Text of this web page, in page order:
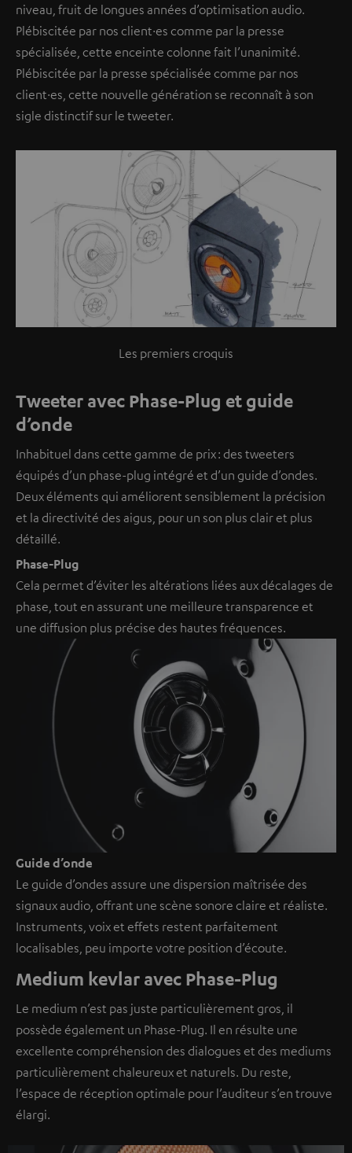
niveau, fruit de longues années d’optimisation audio.
Plébiscitée par nos client·es comme par la presse
spécialisée, cette enceinte colonne fait l’unanimité.
Plébiscitée par la presse spécialisée comme par nos
client·es, cette nouvelle génération se reconnaît à son
sigle distinctif sur le tweeter.
Les premiers croquis
Tweeter avec Phase-Plug et guide
d’onde
Inhabituel dans cette gamme de prix : des tweeters
équipés d’un phase-plug intégré et d’un guide d’ondes.
Deux éléments qui améliorent sensiblement la précision
et la directivité des aigus, pour un son plus clair et plus
détaillé.
Phase-Plug
Cela permet d’éviter les altérations liées aux décalages de
phase, tout en assurant une meilleure transparence et
une diffusion plus précise des hautes fréquences.
Guide d’onde
Le guide d’ondes assure une dispersion maîtrisée des
signaux audio, offrant une scène sonore claire et réaliste.
Instruments, voix et effets restent parfaitement
localisables, peu importe votre position d’écoute.
Medium kevlar avec Phase-Plug
Le medium n’est pas juste particulièrement gros, il
possède également un Phase-Plug. Il en résulte une
excellente compréhension des dialogues et des mediums
particulièrement chaleureux et naturels. Du reste,
l’espace de réception optimale pour l’auditeur s’en trouve
élargi.